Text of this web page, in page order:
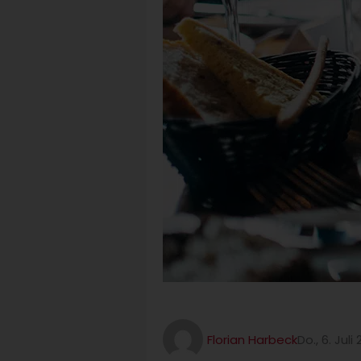
Florian HarbeckDo., 6. Juli